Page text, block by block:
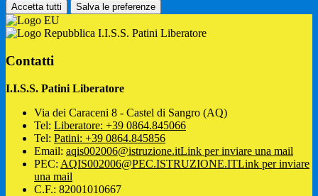
Accetta tutti Salva le preferenze
I.I.S.S. Patini Liberatore
Contatti
I.I.S.S. Patini Liberatore
Via dei Caraceni 8 - Castel di Sangro (AQ)
Tel: Liberatore: +39 0864.845066
Tel: Patini: +39 0864.845856
Email: aqis002006@istruzione.itLink per inviare una mail
PEC: AQIS002006@PEC.ISTRUZIONE.ITLink per inviare
una mail
C.F.: 82001010667